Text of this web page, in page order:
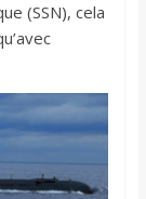
(SSN), cela